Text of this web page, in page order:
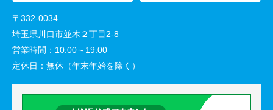
〒332-0034
埼玉県川口市並木２丁目2-8
営業時間： 10:00～19:00
定休日： 無休（年末年始を除く）